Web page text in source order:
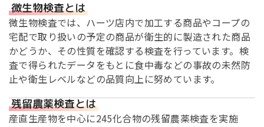
微生物検査とは
微生物検査では、ハーツ店内で加工する商品やコープの
宅配で取り扱いの予定の商品が衛生的に製造された商品
かどうか、その性質を確認する検査を行っています。検
査で得られたデータをもとに食中毒などの事故の未然防
止や衛生レベルなどの品質向上に努めています。
残留農薬検査とは
産直生産物を中心に245化合物の残留農薬検査を実施